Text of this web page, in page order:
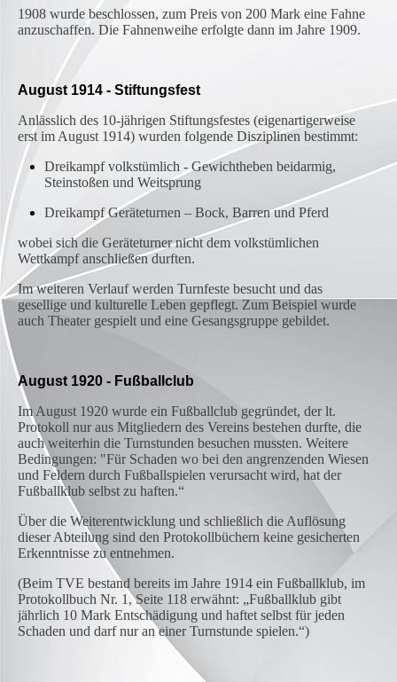
1908 wurde beschlossen, zum Preis von 200 Mark eine Fahne
anzuschaffen. Die Fahnenweihe erfolgte dann im Jahre 1909.
August 1914 - Stiftungsfest
Anlässlich des 10-jährigen Stiftungsfestes (eigenartigerweise
erst im August 1914) wurden folgende Disziplinen bestimmt:
Dreikampf volkstümlich - Gewichtheben beidarmig,
Steinstoßen und Weitsprung
Dreikampf Geräteturnen – Bock, Barren und Pferd
wobei sich die Geräteturner nicht dem volkstümlichen
Wettkampf anschließen durften.
Im weiteren Verlauf werden Turnfeste besucht und das
gesellige und kulturelle Leben gepflegt. Zum Beispiel wurde
auch Theater gespielt und eine Gesangsgruppe gebildet.
August 1920 - Fußballclub
Im August 1920 wurde ein Fußballclub gegründet, der lt.
Protokoll nur aus Mitgliedern des Vereins bestehen durfte, die
auch weiterhin die Turnstunden besuchen mussten. Weitere
Bedingungen: "Für Schaden wo bei den angrenzenden Wiesen
und Feldern durch Fußballspielen verursacht wird, hat der
Fußballklub selbst zu haften.“
Über die Weiterentwicklung und schließlich die Auflösung
dieser Abteilung sind den Protokollbüchern keine gesicherten
Erkenntnisse zu entnehmen.
(Beim TVE bestand bereits im Jahre 1914 ein Fußballklub, im
Protokollbuch Nr. 1, Seite 118 erwähnt: „Fußballklub gibt
jährlich 10 Mark Entschädigung und haftet selbst für jeden
Schaden und darf nur an einer Turnstunde spielen.“)